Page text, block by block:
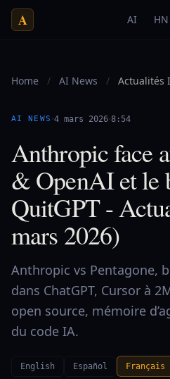
A AI HN
Home / AI News / Actualités
AI NEWS ·4 mars 2026·8:54
Anthropic face
& OpenAI et le
QuitGPT -
mars 2026)
Anthropic vs Pentagone,
dans ChatGPT, Cursor à
open source, mémoire
du code IA.
English Español Français